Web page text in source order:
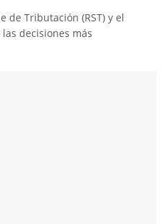
de Tributación (RST) y el
decisiones más